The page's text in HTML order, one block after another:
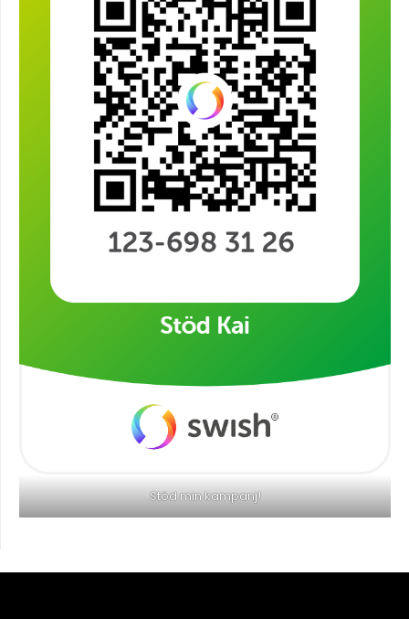
Stöd min kampanj!